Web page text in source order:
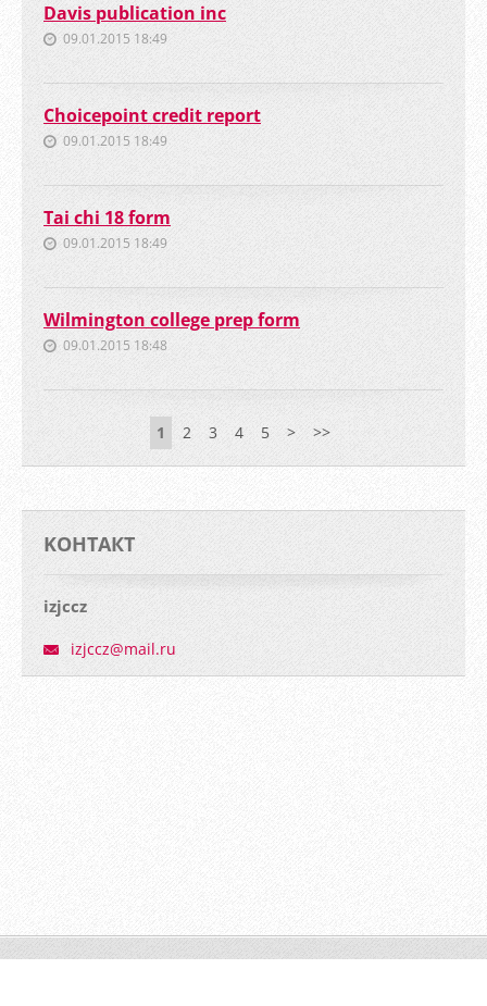
Davis publication inc
09.01.2015 18:49
Choicepoint credit report
09.01.2015 18:49
Tai chi 18 form
09.01.2015 18:49
Wilmington college prep form
09.01.2015 18:48
1 2 3 4 5 > >>
KOНТАКТ
izjccz
izjccz@mail.ru